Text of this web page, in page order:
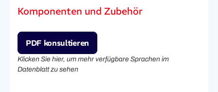
Komponenten und Zubehör
PDF konsultieren
Klicken Sie hier, um mehr verfügbare Sprachen im
Datenblatt zu sehen